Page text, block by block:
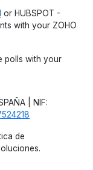
or HUBSPOT -
with your ZOHO
polls with your
| NIF:
de